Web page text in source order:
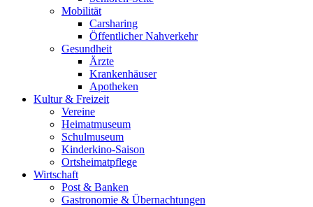
Mobilität
Carsharing
Öffentlicher Nahverkehr
Gesundheit
Ärzte
Krankenhäuser
Apotheken
Kultur & Freizeit
Vereine
Heimatmuseum
Schulmuseum
Kinderkino-Saison
Ortsheimatpflege
Wirtschaft
Post & Banken
Gastronomie & Übernachtungen